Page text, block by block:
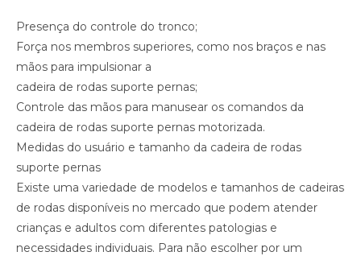
Presença do controle do tronco;
Força nos membros superiores, como nos braços e nas
mãos para impulsionar a
cadeira de rodas suporte pernas;
Controle das mãos para manusear os comandos da
cadeira de rodas suporte pernas motorizada.
Medidas do usuário e tamanho da cadeira de rodas
suporte pernas
Existe uma variedade de modelos e tamanhos de cadeiras
de rodas disponíveis no mercado que podem atender
crianças e adultos com diferentes patologias e
necessidades individuais. Para não escolher por um